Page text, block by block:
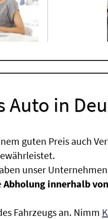
Auto in
guten Preis auch
unser
Abholung innerhalb
Fahrzeugs an. Nimm